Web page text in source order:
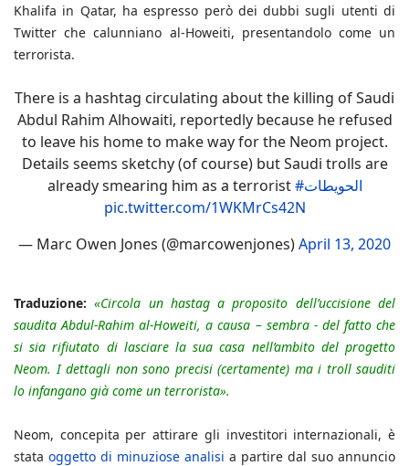
Khalifa in Qatar, ha espresso però dei dubbi sugli utenti di
Twitter che calunniano al-Howeiti, presentandolo come un
terrorista.
There is a hashtag circulating about the killing of Saudi
Abdul Rahim Alhowaiti, reportedly because he refused
to leave his home to make way for the Neom project.
Details seems sketchy (of course) but Saudi trolls are
already smearing him as a terrorist
#الحويطات
pic.twitter.com/1WKMrCs42N
— Marc Owen Jones (@marcowenjones)April 13, 2020
Traduzione:«Circola un hastag a proposito dell’uccisione del
saudita Abdul-Rahim al-Howeiti, a causa – sembra - del fatto che
si sia rifiutato di lasciare la sua casa nell’ambito del progetto
Neom. I dettagli non sono precisi (certamente) ma i troll sauditi
lo infangano già come un terrorista».
Neom, concepita per attirare gli investitori internazionali, è
stata oggetto di minuziose analisi a partire dal suo annuncio